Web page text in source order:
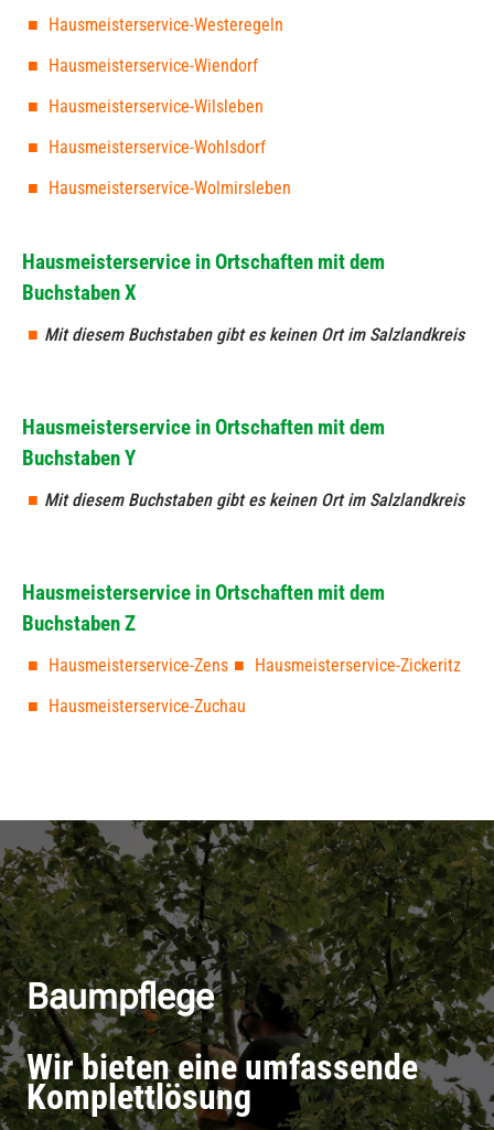
Hausmeisterservice-Westeregeln
Hausmeisterservice-Wiendorf
Hausmeisterservice-Wilsleben
Hausmeisterservice-Wohlsdorf
Hausmeisterservice-Wolmirsleben
Hausmeisterservice in Ortschaften mit dem
Buchstaben X
Mit diesem Buchstaben gibt es keinen Ort im Salzlandkreis
Hausmeisterservice in Ortschaften mit dem
Buchstaben Y
Mit diesem Buchstaben gibt es keinen Ort im Salzlandkreis
Hausmeisterservice in Ortschaften mit dem
Buchstaben Z
Hausmeisterservice-Zens
Hausmeisterservice-Zickeritz
Hausmeisterservice-Zuchau
Baumpflege
Wir bieten eine umfassende
Komplettlösung